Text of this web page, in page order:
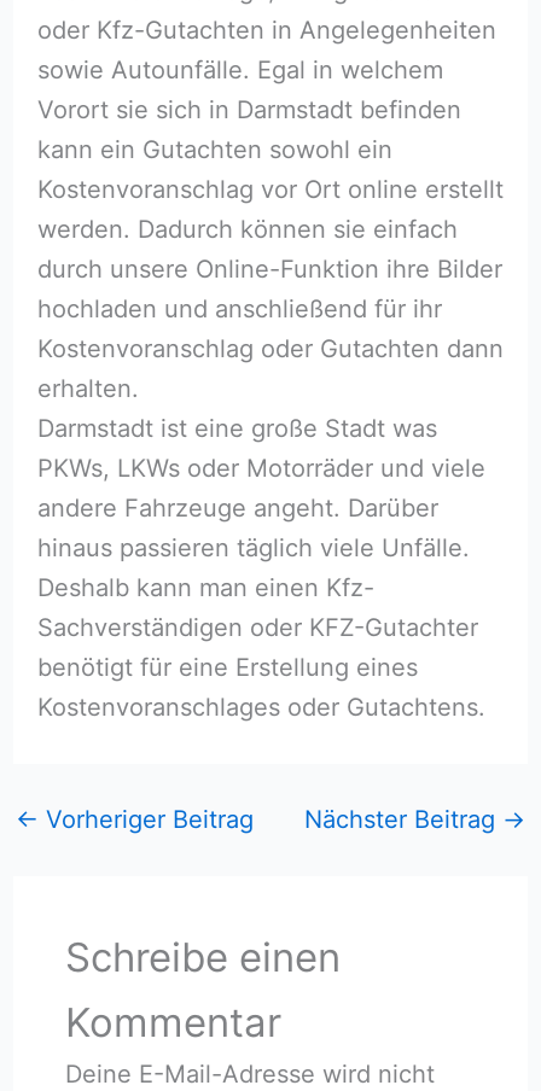
oder Kfz-Gutachten in Angelegenheiten
sowie Autounfälle. Egal in welchem
Vorort sie sich in Darmstadt befinden
kann ein Gutachten sowohl ein
Kostenvoranschlag vor Ort online erstellt
werden. Dadurch können sie einfach
durch unsere Online-Funktion ihre Bilder
hochladen und anschließend für ihr
Kostenvoranschlag oder Gutachten dann
erhalten.
Darmstadt ist eine große Stadt was
PKWs, LKWs oder Motorräder und viele
andere Fahrzeuge angeht. Darüber
hinaus passieren täglich viele Unfälle.
Deshalb kann man einen Kfz-
Sachverständigen oder KFZ-Gutachter
benötigt für eine Erstellung eines
Kostenvoranschlages oder Gutachtens.
← Vorheriger Beitrag Nächster Beitrag →
Schreibe einen
Kommentar
Deine E-Mail-Adresse wird nicht